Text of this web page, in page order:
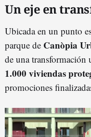
Un eje en
Ubicada en un punto
parque de Canòpia
de una transformación
1.000 viviendas
promociones